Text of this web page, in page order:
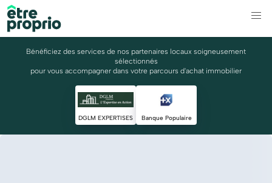
Bénéficiez des services de nos partenaires locaux soigneusement
sélectionnés
pour vous accompagner dans votre parcours d'achat immobilier
DGLM EXPERTISES Banque Populaire